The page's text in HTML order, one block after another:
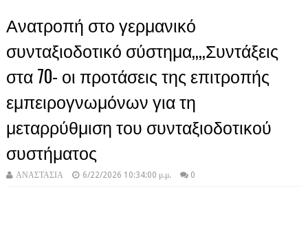
Ανατροπή στο γερμανικό
συνταξιοδοτικό σύστημα,,,,Συντάξεις
στα 70- οι προτάσεις της επιτροπής
εμπειρογνωμόνων για τη
μεταρρύθμιση του συνταξιοδοτικού
συστήματος
ΑΝΑΣΤΑΣΙΑ 6/22/2026 10:34:00 μ.μ. 0